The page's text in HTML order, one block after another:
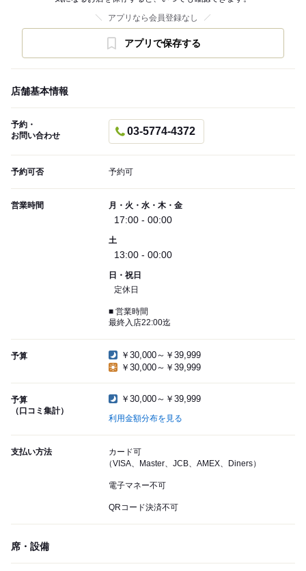
アプリなら会員登録なし
アプリで保存する
店舗基本情報
予約・
お問い合わせ
03-5774-4372
予約可否 予約可
営業時間 月・火・水・木・金
17:00 - 00:00
土
13:00 - 00:00
日・祝日
定休日
■ 営業時間
最終入店22:00迄
予算
￥30,000～￥39,999
￥30,000～￥39,999
予算
（口コミ集計）
￥30,000～￥39,999
利用金額分布を見る
支払い方法
カード可
（VISA、Master、JCB、AMEX、Diners）
電子マネー不可
QRコード決済不可
席・設備